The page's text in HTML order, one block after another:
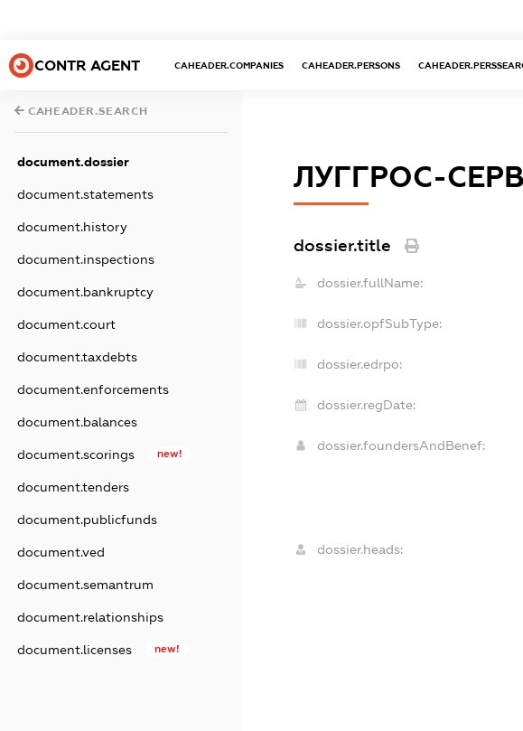
CONTR AGENT CAHEADER.COMPANIES CAHEADER.PERSONS
CAHEADER.SEARCH
document.dossier
document.statements
document.history
document.inspections
document.bankruptcy
document.court
document.taxdebts
document.enforcements
document.balances
document.scorings new!
document.tenders
document.publicfunds
document.ved
document.semantrum
document.relationships
document.licenses new!
ЛУГГРОС-
dossier.title
dossier.fullName:
dossier.opfSubType:
dossier.edrpo:
dossier.regDate:
dossier.foundersAndBenef:
dossier.heads: